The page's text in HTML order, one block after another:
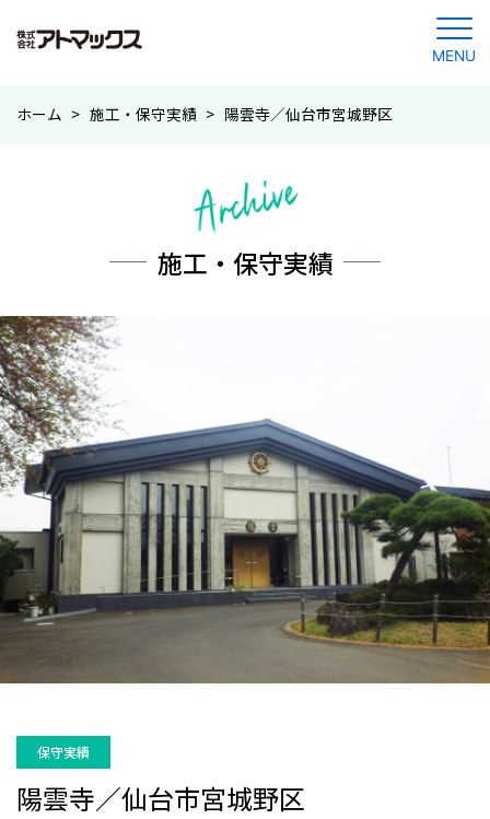
ン
プ
す
る
MENU
ホーム > 施工・保守実績 > 陽雲寺／仙台市宮城野区
施工・保守実績
保守実績
陽雲寺／仙台市宮城野区